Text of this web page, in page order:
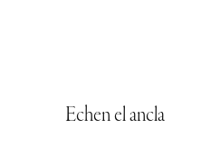
Echen el ancla